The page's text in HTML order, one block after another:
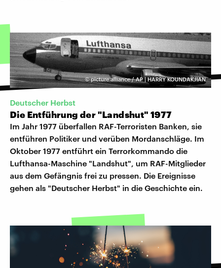
©picture alliance / AP | HARRY KOUNDAKJIAN
Deutscher Herbst
Die Entführung der "Landshut" 1977
Im Jahr 1977 überfallen RAF-Terroristen Banken, sie
entführen Politiker und verüben Mordanschläge. Im
Oktober 1977 entführt ein Terrorkommando die
Lufthansa-Maschine "Landshut", um RAF-Mitglieder
aus dem Gefängnis frei zu pressen. Die Ereignisse
gehen als "Deutscher Herbst" in die Geschichte ein.